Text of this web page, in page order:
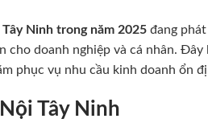
Ninh trong năm 2025 đang
cho doanh nghiệp và cá nhân.
phục vụ nhu cầu kinh doanh ổn
Tây Ninh